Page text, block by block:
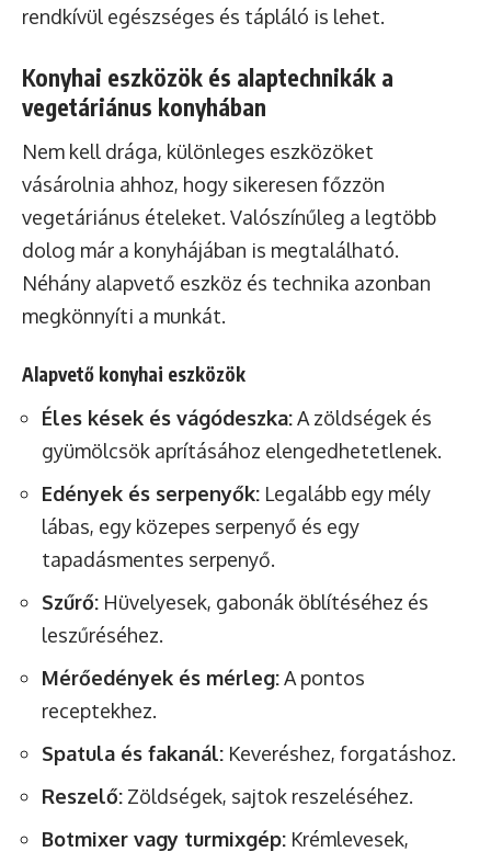
rendkívül egészséges és tápláló is lehet.
Konyhai eszközök és alaptechnikák a
vegetáriánus konyhában
Nem kell drága, különleges eszközöket
vásárolnia ahhoz, hogy sikeresen főzzön
vegetáriánus ételeket. Valószínűleg a legtöbb
dolog már a konyhájában is megtalálható.
Néhány alapvető eszköz és technika azonban
megkönnyíti a munkát.
Alapvető konyhai eszközök
Éles kések és vágódeszka:A zöldségek és
gyümölcsök aprításához elengedhetetlenek.
Edények és serpenyők: Legalább egy mély
lábas, egy közepes serpenyő és egy
tapadásmentes serpenyő.
Szűrő: Hüvelyesek, gabonák öblítéséhez és
leszűréséhez.
Mérőedények és mérleg:A pontos
receptekhez.
Spatula és fakanál: Keveréshez, forgatáshoz.
Reszelő: Zöldségek, sajtok reszeléséhez.
Botmixer vagy turmixgép: Krémlevesek,